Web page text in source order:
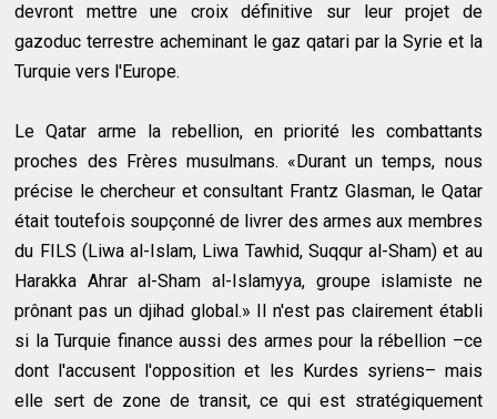
devront mettre une croix définitive sur leur projet de
gazoduc terrestre acheminant le gaz qatari par la Syrie et la
Turquie vers l'Europe.
Le Qatar arme la rebellion, en priorité les combattants
proches des Frères musulmans. «Durant un temps, nous
précise le chercheur et consultant Frantz Glasman, le Qatar
était toutefois soupçonné de livrer des armes aux membres
du FILS (Liwa al-Islam, Liwa Tawhid, Suqqur al-Sham) et au
Harakka Ahrar al-Sham al-Islamyya, groupe islamiste ne
prônant pas un djihad global.» Il n'est pas clairement établi
si la Turquie finance aussi des armes pour la rébellion –ce
dont l'accusent l'opposition et les Kurdes syriens– mais
elle sert de zone de transit, ce qui est stratégiquement